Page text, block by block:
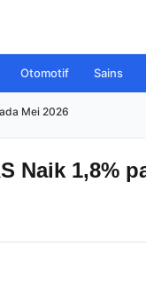
Otomotif Sains
Mei 2026
Naik 1,8%